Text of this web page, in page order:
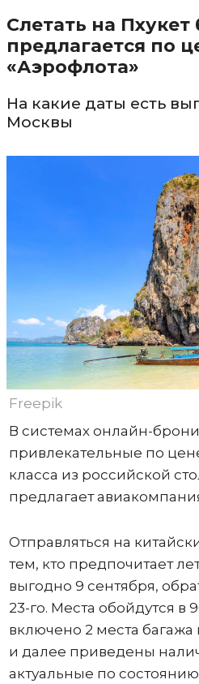
Слетать на Пхукет
предлагается по
«Аэрофлота»
На какие даты есть
Москвы
Freepik
В системах онлайн-
привлекательные по
класса из российской
предлагает
Отправляться на
тем, кто предпочитает
выгодно 9 сентября,
23-го. Места обойдутся в
включено 2 места багажа
и далее приведены
актуальные по состоянию